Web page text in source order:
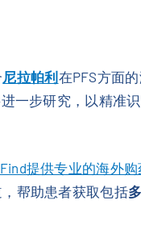
尼拉帕利 在PFS方面
一步研究，以精准
提供专业的海外
帮助患者获取包括